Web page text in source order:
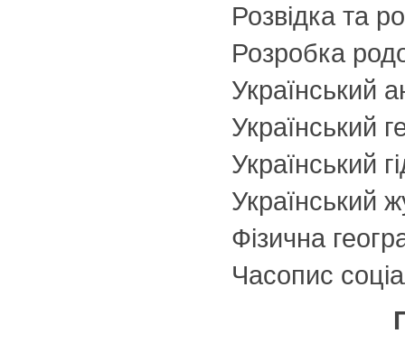
Розвідка та
Розробка
Український
Український
Український
Український
Фізична
Часопис